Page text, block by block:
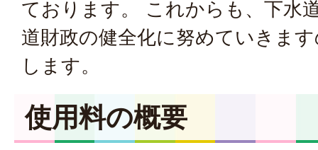
ております。 これからも、下水
道財政の健全化に努めていきま
します。
使用料の概要